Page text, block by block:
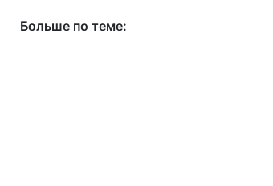
Больше по теме: